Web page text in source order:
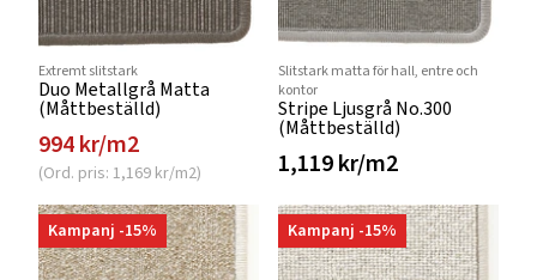
Extremt slitstark
Duo Metallgrå Matta
(Måttbeställd)
994 kr/m2
(Ord. pris: 1,169 kr/m2)
Slitstark matta för hall, entre och
kontor
Stripe Ljusgrå No.300
(Måttbeställd)
1,119 kr/m2
Kampanj -15% Kampanj -15%